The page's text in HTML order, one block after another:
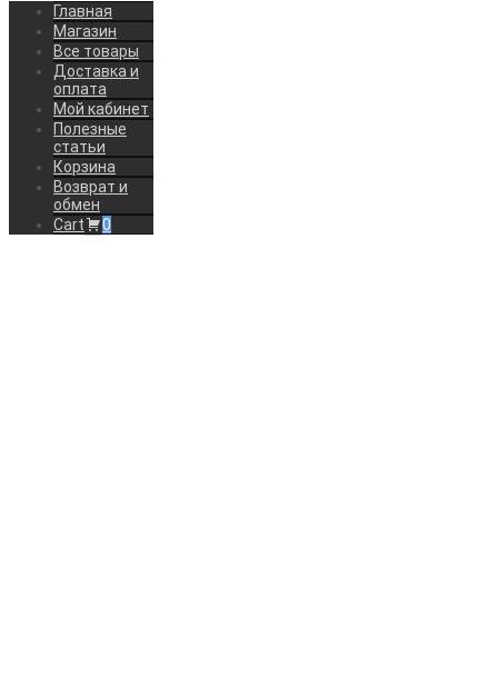
Главная
Магазин
Все товары
Доставка и
оплата
Мой кабинет
Полезные
статьи
Корзина
Возврат и
обмен
Cart
0